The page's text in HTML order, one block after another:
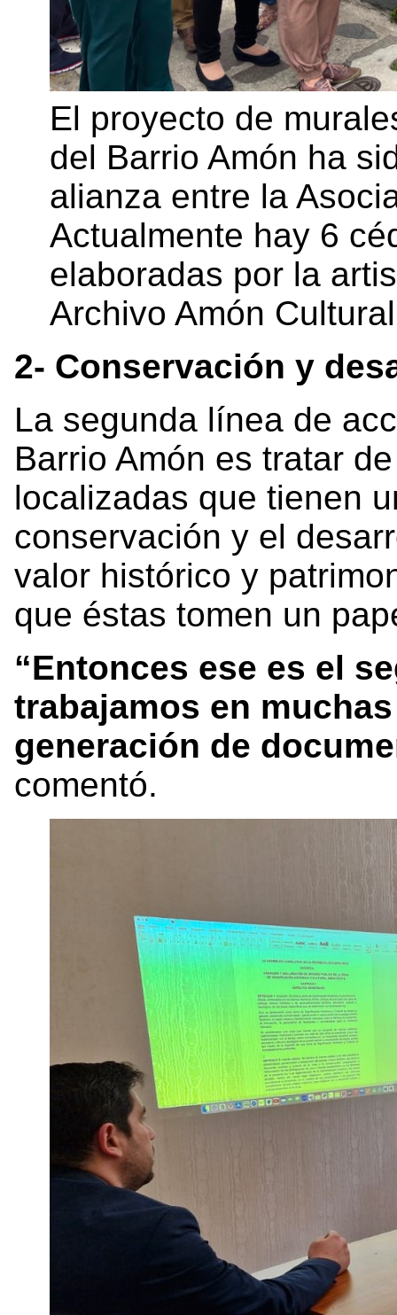
El proyecto de
del Barrio Amón ha
alianza entre la
Actualmente hay 6
elaboradas por la
Archivo Amón
2- Conservación y
La segunda línea de
Barrio Amón es tratar
localizadas que tienen
conservación y el
valor histórico y
que éstas tomen un
“Entonces ese es el
trabajamos en
generación de
comentó.